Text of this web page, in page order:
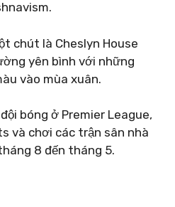
chút là Cheslyn House
yên bình với những
vào mùa xuân.
bóng ở Premier League,
và chơi các trận sân nhà
8 đến tháng 5.